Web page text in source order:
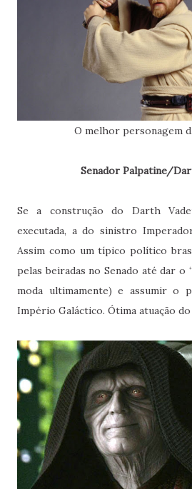
O melhor personagem
Senador Palpatine/
Se a construção do Darth
executada, a do sinistro
Assim como um típico político
pelas beiradas no Senado até dar o
moda ultimamente) e assumir o
Império Galáctico. Ótima atuação